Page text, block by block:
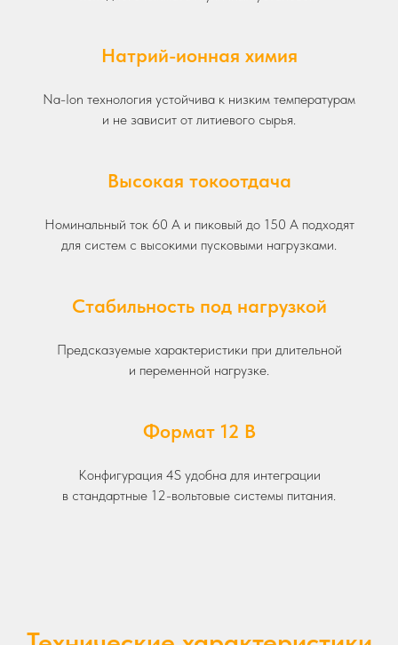
Натрий-ионная химия
Na-Ion технология устойчива к низким температурам
и не зависит от литиевого сырья.
Высокая токоотдача
Номинальный ток 60 А и пиковый до 150 А подходят
для систем с высокими пусковыми нагрузками.
Стабильность под нагрузкой
Предсказуемые характеристики при длительной
и переменной нагрузке.
Формат 12 В
Конфигурация 4S удобна для интеграции
в стандартные 12-вольтовые системы питания.